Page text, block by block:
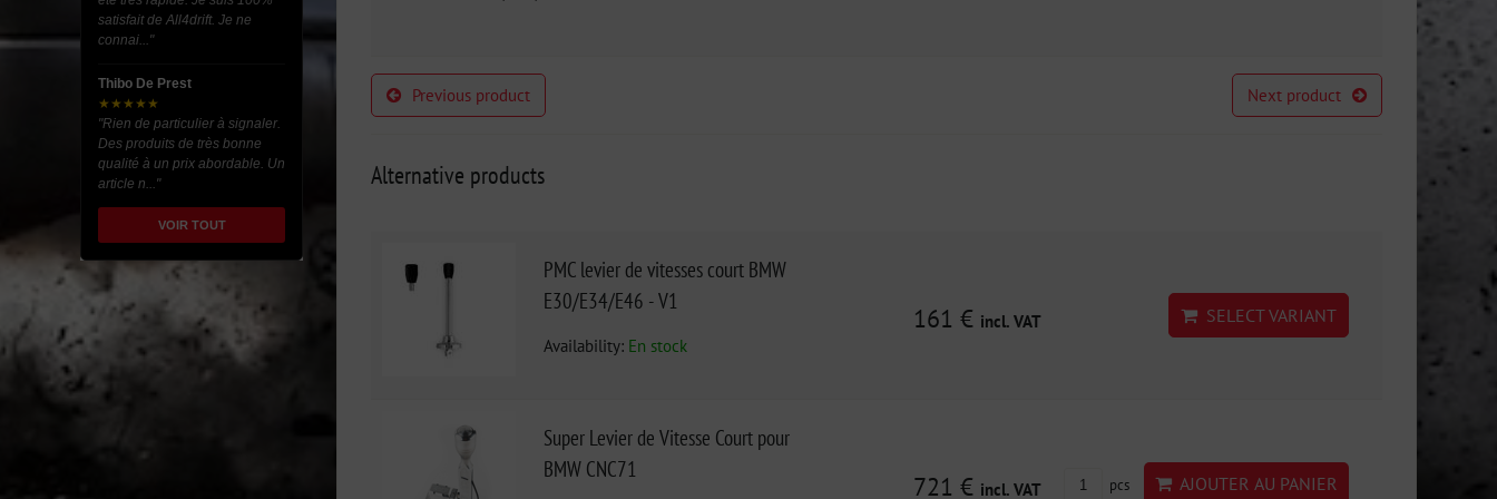
Previous product Next product
Alternative products
PMC levier de vitesses court BMW
E30/E34/E46 - V1
Availability: En stock
161 € incl. VAT SELECT VARIANT
Super Levier de Vitesse Court pour
BMW CNC71
721 € incl. VAT pcs AJOUTER AU PANIER
satisfait de All4drift. Je ne
connai..."
Thibo De Prest
★★★★★
"Rien de particulier à signaler.
Des produits de très bonne
qualité à un prix abordable. Un
article n..."
VOIR TOUT